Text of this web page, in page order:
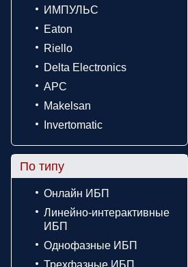
ИМПУЛЬС
Eaton
Riello
Delta Electronics
APC
Makelsan
Invertomatic
По типу
Онлайн ИБП
Линейно-интерактивные
ИБП
Однофазные ИБП
Трехфазные ИБП